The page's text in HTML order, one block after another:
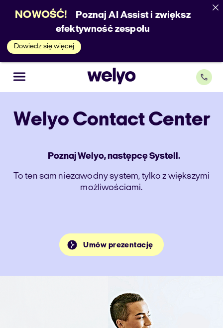
Welyo Contact Center
Poznaj Welyo, następcę Systell.
To ten sam niezawodny system, tylko z większymi
możliwościami.
Umów prezentację
NOWOŚĆ!
Poznaj AI Assist i zwiększ
efektywność zespołu
Dowiedz się więcej